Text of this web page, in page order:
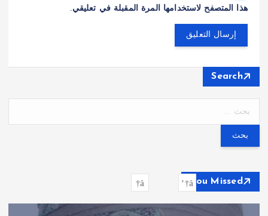
هذا المتصفح لاستخدامها المرة المقبلة في تعليقي.
Search
ح
ع
You Missed